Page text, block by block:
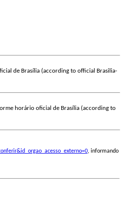
de Brasília (according to official Brasilia-
horário oficial de Brasília (according to
, informando